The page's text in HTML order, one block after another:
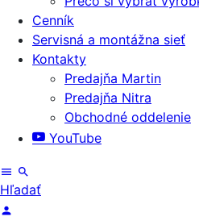
Cenník
Servisná a montážna sieť
Kontakty
Predajňa Martin
Predajňa Nitra
Obchodné oddelenie
YouTube
Hľadať